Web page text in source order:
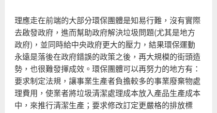
理應走在前端的大部分環保團體是知易行難，沒有實際
去啟發政府，進而幫助政府解決垃圾問題(尤其是地方
政府)，並同時給中央政府更大的壓力，結果環保運動
永遠是落後在政府錯誤的政策之後，再大規模的街頭造
勢，也很難發揮成效。環保團體可以再努力的地方有：
要求制定法規，讓事業生產者負擔較多的事業廢棄物處
理費用，使業者將垃圾清潔處理成本放入產品生產成本
中，來推行清潔生產；要求修改訂定更嚴格的排放標